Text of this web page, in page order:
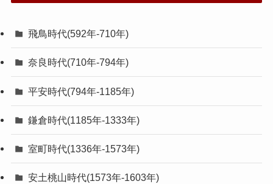
飛鳥時代(592年-710年)
奈良時代(710年-794年)
平安時代(794年-1185年)
鎌倉時代(1185年-1333年)
室町時代(1336年-1573年)
安土桃山時代(1573年-1603年)